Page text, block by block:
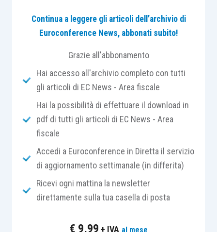
Continua a leggere gli articoli dell’archivio di
Euroconference News, abbonati subito!
Grazie all'abbonamento
Hai accesso all'archivio completo con tutti
gli articoli di EC News - Area fiscale
Hai la possibilità di effettuare il download in
pdf di tutti gli articoli di EC News - Area
fiscale
Accedi a Euroconference in Diretta il servizio
di aggiornamento settimanale (in differita)
Ricevi ogni mattina la newsletter
direttamente sulla tua casella di posta
€ 9,99 + IVA al mese